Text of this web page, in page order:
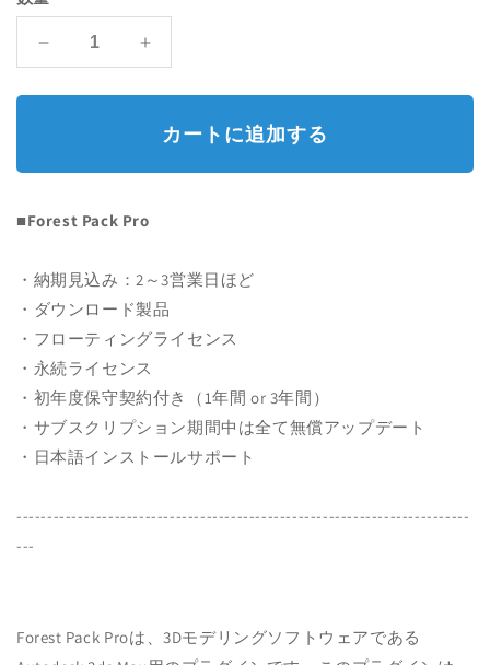
Forest
Pack
Pro
量
減
す
Forest
Pack
Pro
量
増
す
カートに追加する
■Forest Pack Pro
・納期見込み：2～3営業日ほど
・ダウンロード製品
・フローティングライセンス
・永続ライセンス
・初年度保守契約付き（1年間 or 3年間）
・サブスクリプション期間中は全て無償アップデート
・日本語インストールサポート
--------------------------------------------------------------------------
---
Forest Pack Proは、3Dモデリングソフトウェアである